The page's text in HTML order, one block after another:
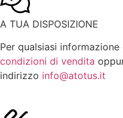
A TUA DISPOSIZIONE
Per qualsiasi
condizioni di vendita
indirizzo info@atotus.it